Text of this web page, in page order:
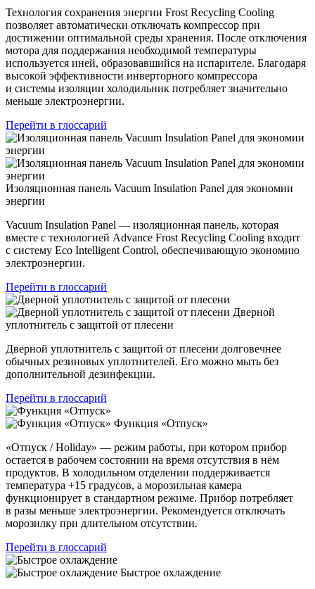
Технология сохранения энергии Frost Recycling Cooling
позволяет автоматически отключать компрессор при
достижении оптимальной среды хранения. После отключения
мотора для поддержания необходимой температуры
используется иней, образовавшийся на испарителе. Благодаря
высокой эффективности инверторного компрессора
и системы изоляции холодильник потребляет значительно
меньше электроэнергии.
Перейти в глоссарий
Изоляционная панель Vacuum Insulation Panel для экономии
энергии
Vacuum Insulation Panel — изоляционная панель, которая
вместе с технологией Advance Frost Recycling Cooling входит
с систему Eco Intelligent Control, обеспечивающую экономию
электроэнергии.
Перейти в глоссарий
Дверной
уплотнитель с защитой от плесени
Дверной уплотнитель с защитой от плесени долговечнее
обычных резиновых уплотнителей. Его можно мыть без
дополнительной дезинфекции.
Перейти в глоссарий
Функция «Отпуск»
«Отпуск / Holiday» — режим работы, при котором прибор
остается в рабочем состоянии на время отсутствия в нём
продуктов. В холодильном отделении поддерживается
температура +15 градусов, а морозильная камера
функционирует в стандартном режиме. Прибор потребляет
в разы меньше электроэнергии. Рекомендуется отключать
морозилку при длительном отсутствии.
Перейти в глоссарий
Быстрое охлаждение